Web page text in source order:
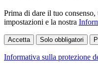
Prima di dare il tuo
impostazioni e la nostra
Accetta Solo obbligatori
Informativa sulla protezione